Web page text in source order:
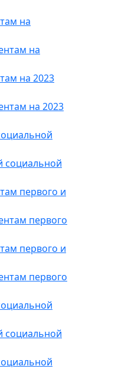
на
на
на 2023
на 2023
социальной
первого и
первого
первого и
первого
социальной